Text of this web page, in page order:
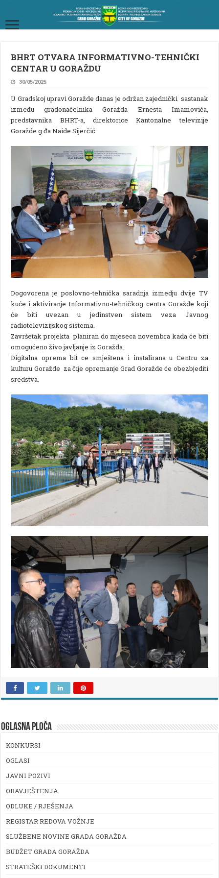
BHRT OTVARA INFORMATIVNO-TEHNIČKI
CENTAR U GORAŽDU
30/05/2025
U Gradskoj upravi Goražde danas je održan zajednički sastanak
između gradonačelnika Goražda Ernesta Imamovića,
predstavnika BHRT-a, direktorice Kantonalne televizije
Goražde g.đa Naide Sijerčić.
Dogovorena je poslovno-tehnička saradnja izmedju dvije TV
kuće i aktiviranje Informativno-tehničkog centra Goražde koji
će biti uvezan u jedinstven sistem veza Javnog
radiotelevizijskog sistema.
Završetak projekta planiran do mjeseca novembra kada će biti
omogućeno živo javljanje iz Goražda.
Digitalna oprema bit ce smještena i instalirana u Centru za
kulturu Goražde za čije opremanje Grad Goražde će obezbjediti
sredstva.
OGLASNA PLOČA
KONKURSI
OGLASI
JAVNI POZIVI
OBAVJEŠTENJA
ODLUKE / RJEŠENJA
REGISTAR REDOVA VOŽNJE
SLUŽBENE NOVINE GRADA GORAŽDA
BUDŽET GRADA GORAŽDA
STRATEŠKI DOKUMENTI